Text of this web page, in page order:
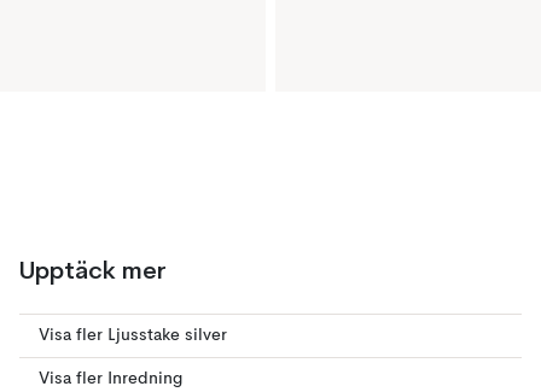
Upptäck mer
Visa fler Ljusstake silver
Visa fler Inredning